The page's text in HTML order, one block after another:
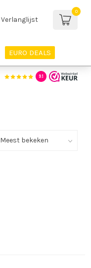
Verlanglijst
0
EURO DEALS
9.1